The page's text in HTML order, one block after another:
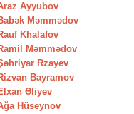
Ayyubov
Məmmədov
Khalafov
Məmmədov
Rzayev
Bayramov
Əliyev
Hüseynov